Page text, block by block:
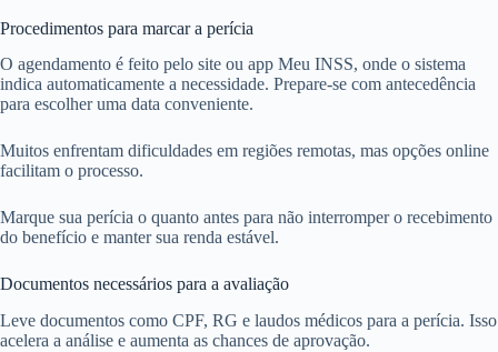
Procedimentos para marcar a perícia
O agendamento é feito pelo site ou app Meu INSS, onde o sistema
indica automaticamente a necessidade. Prepare-se com antecedência
para escolher uma data conveniente.
Muitos enfrentam dificuldades em regiões remotas, mas opções online
facilitam o processo.
Marque sua perícia o quanto antes para não interromper o recebimento
do benefício e manter sua renda estável.
Documentos necessários para a avaliação
Leve documentos como CPF, RG e laudos médicos para a perícia. Isso
acelera a análise e aumenta as chances de aprovação.